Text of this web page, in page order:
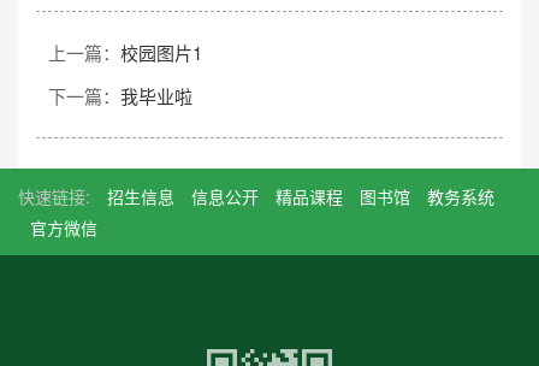
上一篇： 校园图片1
下一篇： 我毕业啦
快速链接: 招生信息 信息公开 精品课程 图书馆
教务系统
官方微信